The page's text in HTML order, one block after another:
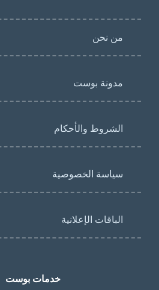
من نحن
مدونة بوست
الشروط والأحكام
سياسة الخصوصية
الباقات الإعلانية
خدمات بوست